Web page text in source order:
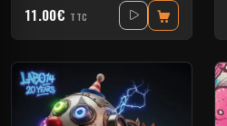
11.00€ TTC